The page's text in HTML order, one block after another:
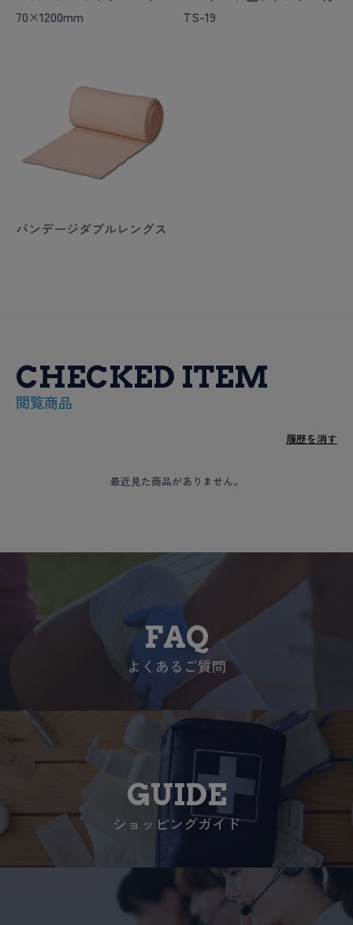
70×1200mm
TS-19
バンデージダブルレングス
CHECKED ITEM
閲覧商品
履歴を消す
最近見た商品がありません。
FAQ
よくあるご質問
GUIDE
ショッピングガイド